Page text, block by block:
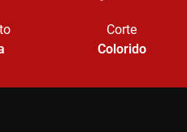
Corte
Colorido